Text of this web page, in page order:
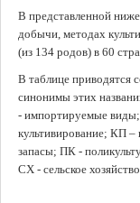
В представленной
добычи, методах
(из 134 родов) в 60
В таблице приводятся
синонимы этих
- импортируемые
культивирование; КП
запасы; ПК -
СХ - сельское